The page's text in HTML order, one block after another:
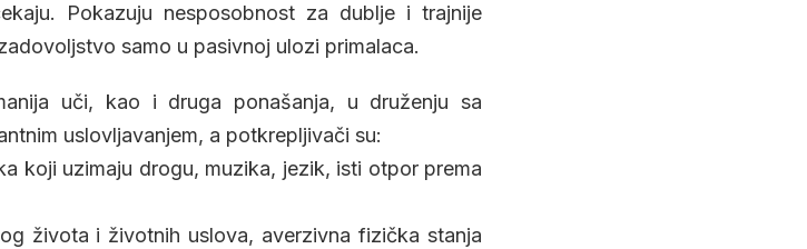
Pokazuju nesposobnost za dublje i trajnije
samo u pasivnoj ulozi primalaca.
uči, kao i druga ponašanja, u druženju sa
uslovljavanjem, a potkrepljivači su:
koji uzimaju drogu, muzika, jezik, isti otpor prema
života i životnih uslova, averzivna fizička stanja